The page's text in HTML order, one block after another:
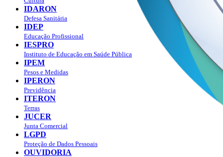
IDARON
Defesa Sanitária
IDEP
Educação Profissional
IESPRO
Instituto de Educação em Saúde Pública
IPEM
Pesos e Medidas
IPERON
Previdência
ITERON
Terras
JUCER
Junta Comercial
LGPD
Proteção de Dados Pessoais
OUVIDORIA